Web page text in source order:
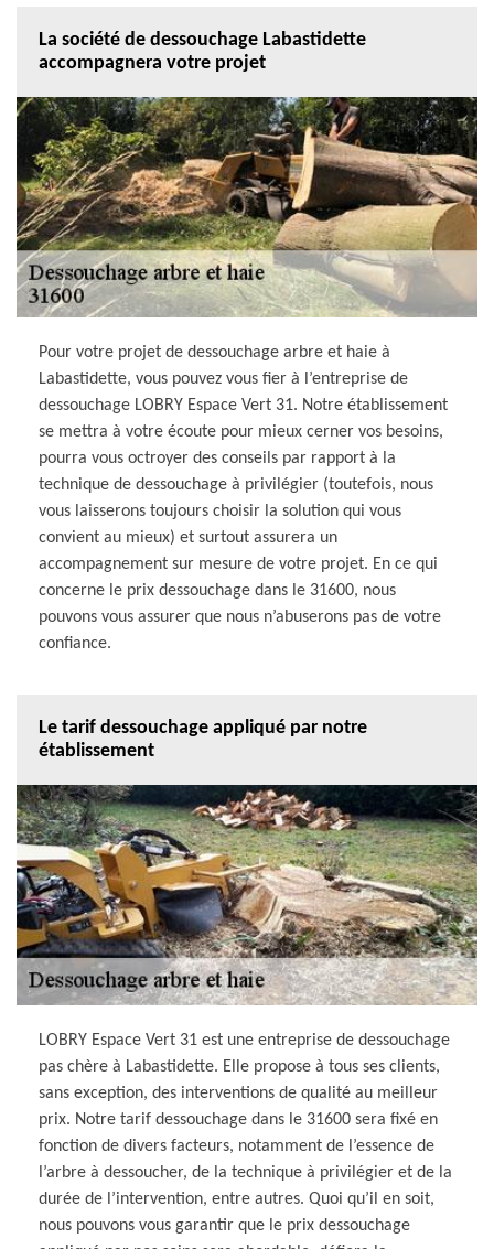
La société de dessouchage Labastidette
accompagnera votre projet
Pour votre projet de dessouchage arbre et haie à
Labastidette, vous pouvez vous fier à l’entreprise de
dessouchage LOBRY Espace Vert 31. Notre établissement
se mettra à votre écoute pour mieux cerner vos besoins,
pourra vous octroyer des conseils par rapport à la
technique de dessouchage à privilégier (toutefois, nous
vous laisserons toujours choisir la solution qui vous
convient au mieux) et surtout assurera un
accompagnement sur mesure de votre projet. En ce qui
concerne le prix dessouchage dans le 31600, nous
pouvons vous assurer que nous n’abuserons pas de votre
confiance.
Le tarif dessouchage appliqué par notre
établissement
LOBRY Espace Vert 31 est une entreprise de dessouchage
pas chère à Labastidette. Elle propose à tous ses clients,
sans exception, des interventions de qualité au meilleur
prix. Notre tarif dessouchage dans le 31600 sera fixé en
fonction de divers facteurs, notamment de l’essence de
l’arbre à dessoucher, de la technique à privilégier et de la
durée de l’intervention, entre autres. Quoi qu’il en soit,
nous pouvons vous garantir que le prix dessouchage